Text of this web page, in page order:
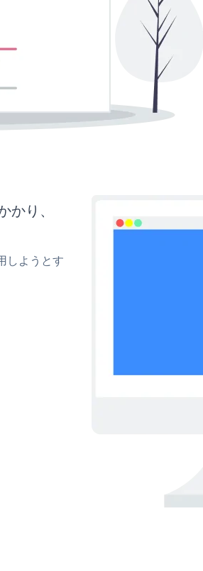
り、
しようとす